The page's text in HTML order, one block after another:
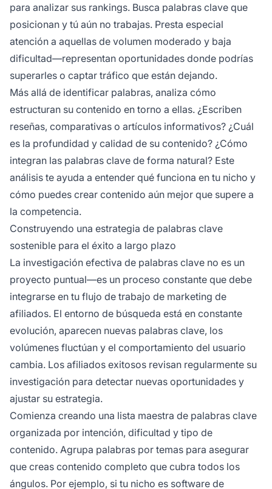
para analizar sus rankings. Busca palabras clave que
posicionan y tú aún no trabajas. Presta especial
atención a aquellas de volumen moderado y baja
dificultad—representan oportunidades donde podrías
superarles o captar tráfico que están dejando.
Más allá de identificar palabras, analiza cómo
estructuran su contenido en torno a ellas. ¿Escriben
reseñas, comparativas o artículos informativos? ¿Cuál
es la profundidad y calidad de su contenido? ¿Cómo
integran las palabras clave de forma natural? Este
análisis te ayuda a entender qué funciona en tu nicho y
cómo puedes crear contenido aún mejor que supere a
la competencia.
Construyendo una estrategia de palabras clave
sostenible para el éxito a largo plazo
La investigación efectiva de palabras clave no es un
proyecto puntual—es un proceso constante que debe
integrarse en tu flujo de trabajo de marketing de
afiliados. El entorno de búsqueda está en constante
evolución, aparecen nuevas palabras clave, los
volúmenes fluctúan y el comportamiento del usuario
cambia. Los afiliados exitosos revisan regularmente su
investigación para detectar nuevas oportunidades y
ajustar su estrategia.
Comienza creando una lista maestra de palabras clave
organizada por intención, dificultad y tipo de
contenido. Agrupa palabras por temas para asegurar
que creas contenido completo que cubra todos los
ángulos. Por ejemplo, si tu nicho es software de